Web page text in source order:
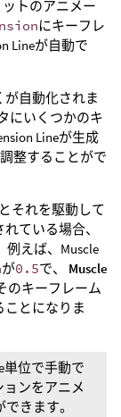
トのアニメー
にキーフレ
Lineが自動で
が自動化されま
にいくつかのキ
Lineが生成
整することがで
それを駆動して
ている場合、
えば、Muscle
が0.5で、 Muscle
のキーフレーム
とになりま
単位で手動で
ョンをアニメ
きます。